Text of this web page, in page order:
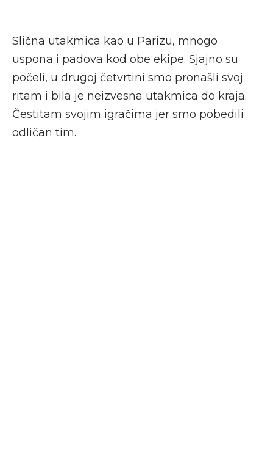
Slična utakmica kao u Parizu, mnogo
uspona i padova kod obe ekipe. Sjajno su
počeli, u drugoj četvrtini smo pronašli svoj
ritam i bila je neizvesna utakmica do kraja.
Čestitam svojim igračima jer smo pobedili
odličan tim.